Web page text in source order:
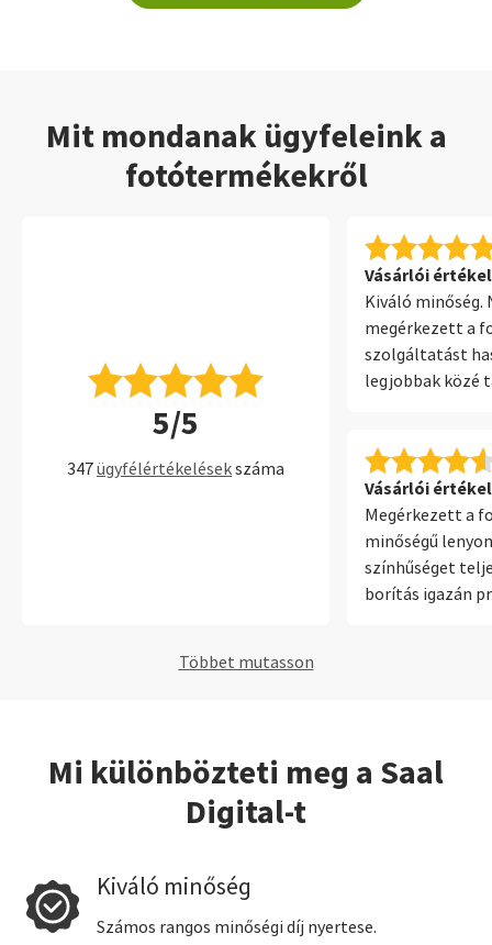
Mit mondanak ügyfeleink a
fotótermékekről
5/5
347ügyfélértékelésekszáma
Vásárlói
Kiváló minőség.
megérkezett a
szolgáltatást
legjobbak közé
könnyen
lehetőség.
Vásárlói
Megérkezett a
minőségű
színhűséget
borítás igazán
Többet mutasson
Mi különbözteti meg a Saal
Digital-t
Kiváló minőség
Számos rangos minőségi díj nyertese.